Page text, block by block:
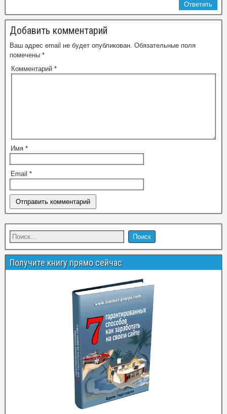
Ответить
Добавить комментарий
Ваш адрес email не будет опубликован. Обязательные поля
помечены *
Комментарий *
Имя *
Email *
Получите книгу прямо сейчас